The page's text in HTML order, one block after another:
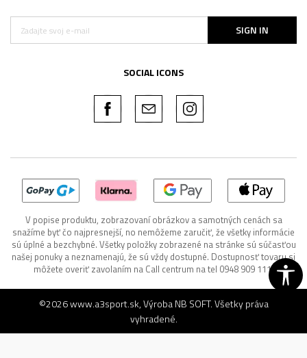
SIGN IN
SOCIAL ICONS
V popise produktu, zobrazovaní obrázkov a samotných cenách sa
snažíme byť čo najpresnejší, no nemôžeme zaručiť, že všetky informácie
sú úplné a bezchybné. Všetky položky zobrazené na stránke sú súčasťou
našej ponuky a neznamenajú, že sú vždy dostupné. Dostupnosť tovaru si
môžete overiť zavolaním na Call centrum na tel 0948 909 111.
©2026www.a3sport.sk, VýrobaNB SOFT. Všetky práva
vyhradené.